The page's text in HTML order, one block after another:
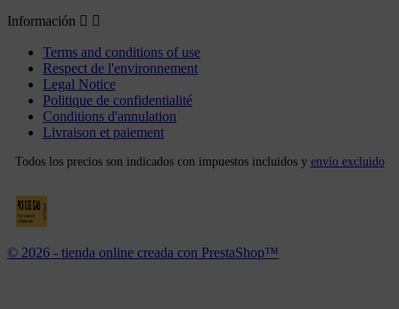
Información  
Terms and conditions of use
Respect de l'environnement
Legal Notice
Politique de confidentialité
Conditions d'annulation
Livraison et paiement
Todos los precios son indicados con impuestos incluidos y envío excluido
© 2026 - tienda online creada con PrestaShop™